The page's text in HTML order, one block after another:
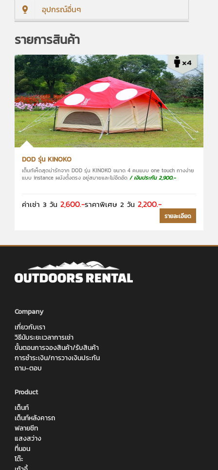
อุปกรณ์อื่นๆ
รายการสินค้า
DOD รุ่น KINOKO
เต็นท์เห็ดสุดน่ารักจาก DOD รุ่น KINOKO ขนาด 4 คนแบบ one touch กางง่าย
แบบ instance ผนังตั้งตรง อยู่สบายและไม่อึดอัด / เงินประกัน 2,900.-
ค่าเช่า 3 วัน 2,600.-ราคาพิเศษ 2 วัน 2,200.-
รายละเอียด
Company
เกี่ยวกับเรา
วิธีนับระยะเวลาการเช่า
ขั้นตอนการจองสินค้า/รับสินค้า
การชำระเงิน/การวางเงินประกัน
ถาม-ตอบ
Product
เต็นท์
เต็นท์หลังคารถ
ฟลายชีท
แสงสว่าง
ที่นอน
โต๊ะ